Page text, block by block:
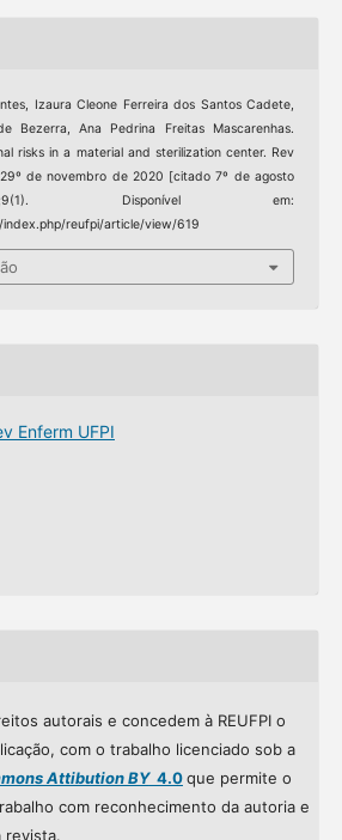
Izaura Cleone Ferreira dos Santos Cadete,
Bezerra, Ana Pedrina Freitas Mascarenhas.
risks in a material and sterilization center. Rev
de novembro de 2020 [citado 7º de agosto
Disponível em:
reufpi/article/view/619
Enferm UFPI
autorais e concedem à REUFPI o
com o trabalho licenciado sob a
Attibution BY4.0que permite o
com reconhecimento da autoria e
revista.